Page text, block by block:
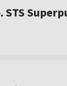
STS